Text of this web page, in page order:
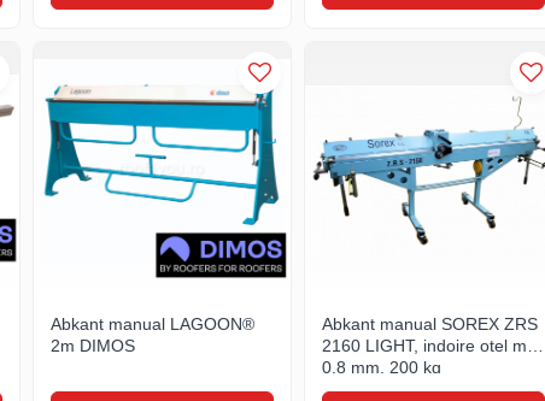
Abkant manual LAGOON®
2m DIMOS
Abkant manual SOREX ZRS
2160 LIGHT, indoire otel max
0.8 mm, 200 kg